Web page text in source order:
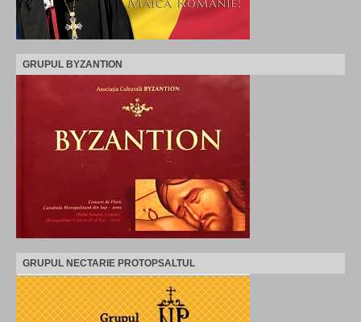
GRUPUL BYZANTION
GRUPUL NECTARIE PROTOPSALTUL